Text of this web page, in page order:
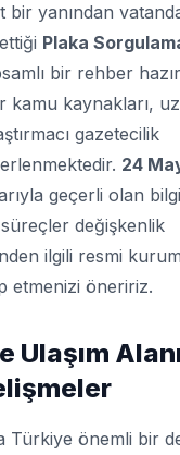
yanından
Plaka
bir rehber
kamu kaynakları,
gazetecilik
24
geçerli olan
değişkenlik
ilgili resmi
etmenizi öneririz.
Ulaşım
Türkiye önemli bir